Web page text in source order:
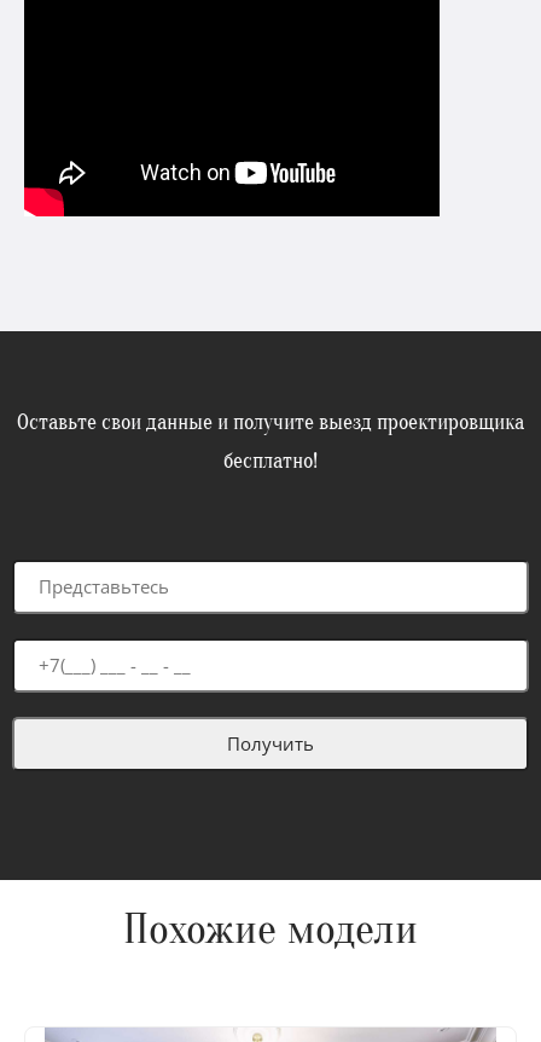
Оставьте свои данные и получите выезд проектировщика
бесплатно!
Похожие модели